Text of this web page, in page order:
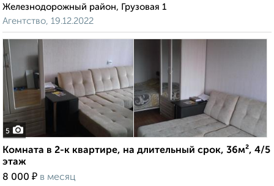
Железнодорожный район, Грузовая 1
Агентство, 19.12.2022
5
Комната в 2-к квартире, на длительный срок, 36м², 4/5
этаж
8 000 ₽ в месяц